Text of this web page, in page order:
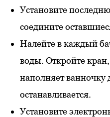
Установите
соедините
Налейте в каждый
воды. Откройте кран,
наполняет ванночку
останавливается.
Установите